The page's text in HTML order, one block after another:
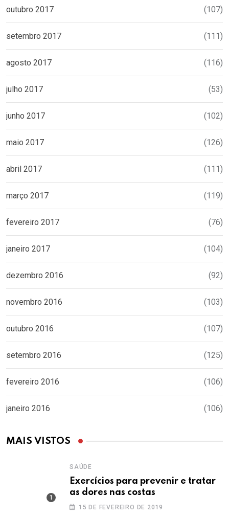
outubro 2017 (107)
setembro 2017 (111)
agosto 2017 (116)
julho 2017 (53)
junho 2017 (102)
maio 2017 (126)
abril 2017 (111)
março 2017 (119)
fevereiro 2017 (76)
janeiro 2017 (104)
dezembro 2016 (92)
novembro 2016 (103)
outubro 2016 (107)
setembro 2016 (125)
fevereiro 2016 (106)
janeiro 2016 (106)
MAIS VISTOS
SAÚDE
Exercícios para prevenir e tratar
as dores nas costas
15 DE FEVEREIRO DE 2019